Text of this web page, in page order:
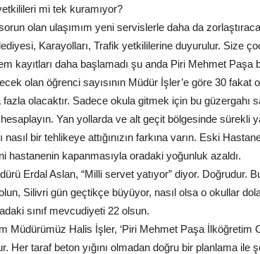
mi tek kuramıyor?
olan ulaşımım yeni servislerle daha da
Karayolları, Trafik yetkililerine duyurulur. Size
kayıtları daha başlamadı şu anda Piri Mehmet Paşa
olan öğrenci sayısının Müdür İşler’e göre 30 fakat
olacaktır. Sadece okula gitmek için bu güzergahı
Yan yollarda ve alt geçit bölgesinde sürekli
nasıl bir tehlikeye attığınızın farkına varın. Eski
hastanenin kapanmasıyla oradaki yoğunluk azaldı.
Erdal Aslan, “Milli servet yatıyor” diyor. Doğrudur.
Silivri gün geçtikçe büyüyor, nasıl olsa o okullar
sınıf mevcudiyeti 22 olsun.
Müdürümüz Halis İşler, ‘Piri Mehmet Paşa İlköğretim
Her taraf beton yığını olmadan doğru bir planlama